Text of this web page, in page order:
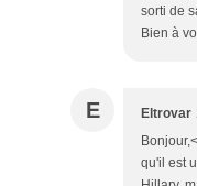
sorti de
Bien à
E Eltrovar
qu'il est